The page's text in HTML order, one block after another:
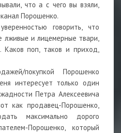
что а с чего вы взяли,
Порошенко.
говорить, что
лживые и лицемерные твари,
поп, таков и приход,
покупкой Порошенко
интересует только один
Петра Алексеевича
как продавец-Порошенко,
максимально дорого
Порошенко, который